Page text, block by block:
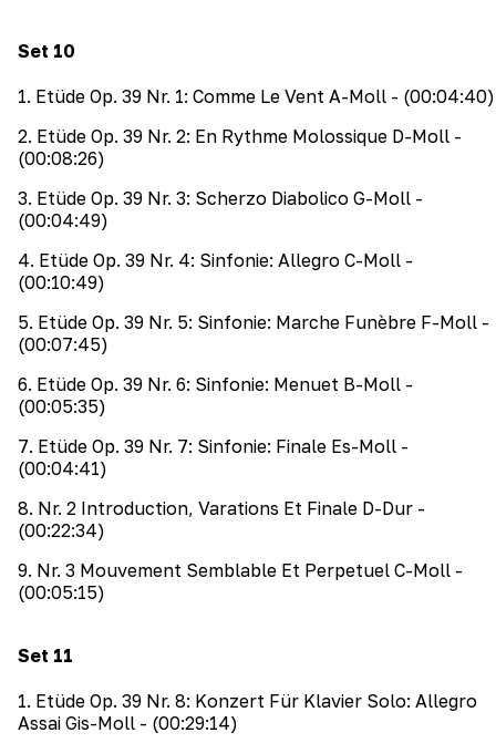
Set 10
1. Etüde Op. 39 Nr. 1: Comme Le Vent A-Moll - (00:04:40)
2. Etüde Op. 39 Nr. 2: En Rythme Molossique D-Moll -
(00:08:26)
3. Etüde Op. 39 Nr. 3: Scherzo Diabolico G-Moll -
(00:04:49)
4. Etüde Op. 39 Nr. 4: Sinfonie: Allegro C-Moll -
(00:10:49)
5. Etüde Op. 39 Nr. 5: Sinfonie: Marche Funèbre F-Moll -
(00:07:45)
6. Etüde Op. 39 Nr. 6: Sinfonie: Menuet B-Moll -
(00:05:35)
7. Etüde Op. 39 Nr. 7: Sinfonie: Finale Es-Moll -
(00:04:41)
8. Nr. 2 Introduction, Varations Et Finale D-Dur -
(00:22:34)
9. Nr. 3 Mouvement Semblable Et Perpetuel C-Moll -
(00:05:15)
Set 11
1. Etüde Op. 39 Nr. 8: Konzert Für Klavier Solo: Allegro
Assai Gis-Moll - (00:29:14)